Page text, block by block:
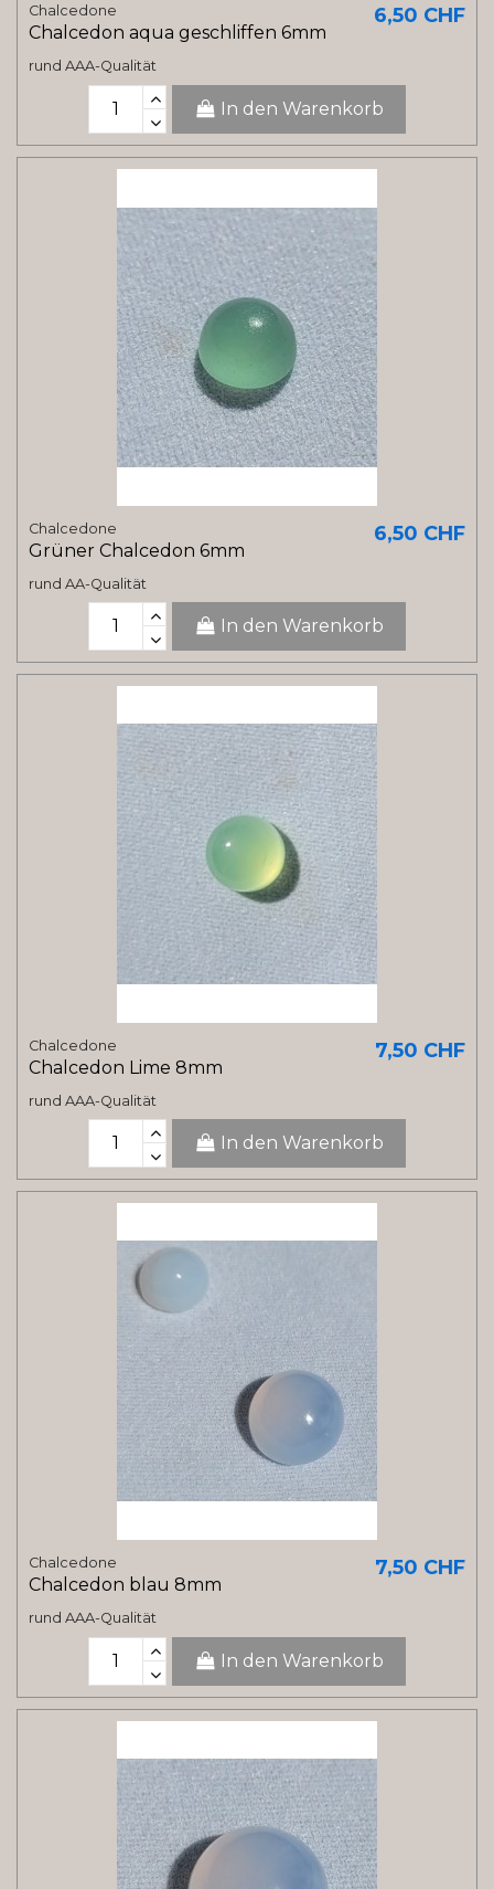
Chalcedone
Chalcedon aqua geschliffen 6mm
6,50 CHF
rund AAA-Qualität
In den Warenkorb
Chalcedone
Grüner Chalcedon 6mm
6,50 CHF
rund AA-Qualität
In den Warenkorb
Chalcedone
Chalcedon Lime 8mm
7,50 CHF
rund AAA-Qualität
In den Warenkorb
Chalcedone
Chalcedon blau 8mm
7,50 CHF
rund AAA-Qualität
In den Warenkorb